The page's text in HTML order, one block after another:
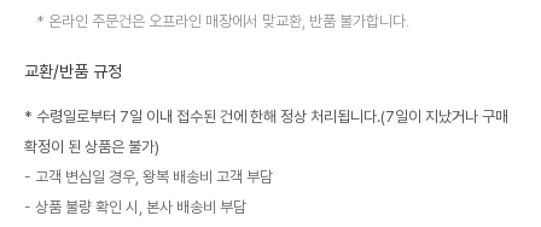
온라인 주문건은 오프라인 매장에서 맞교환, 반품 불가합니다.
교환/반품 규정
* 수령일로부터 7일 이내 접수된 건에 한해 정상 처리됩니다.(7일이 지났거나 구매
확정이 된 상품은 불가)
고객 변심일 경우, 왕복 배송비 고객 부담
상품 불량 확인 시, 본사 배송비 부담